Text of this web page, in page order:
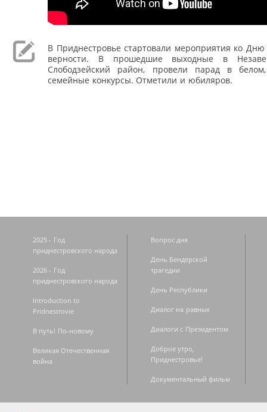
В Приднестровье стартовали мероприятия ко
верности. В прошедшие выходные в
Слободзейский район, провели парад в
семейные конкурсы. Отметили и юбиляров.
2025 - Год
приднестровского народа
2026 - Год
приднестровского народа
Introduction to
Pridnestrovie
В путь! По-новому
Великая Отечественная
война
Вопрос дня
День Бендерской
трагедии
День Республики
Диалог на равных
Диалоги с Президентом
Доброе утро,
Приднестровье!
Документальный фильм